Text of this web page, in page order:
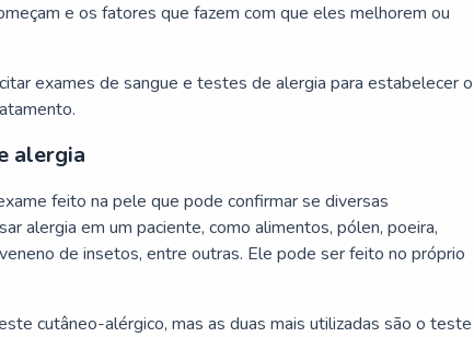
e os fatores que fazem com que eles melhorem ou
exames de sangue e testes de alergia para estabelecer o
alergia
feito na pele que pode confirmar se diversas
alergia em um paciente, como alimentos, pólen, poeira,
de insetos, entre outras. Ele pode ser feito no próprio
cutâneo-alérgico, mas as duas mais utilizadas são o teste